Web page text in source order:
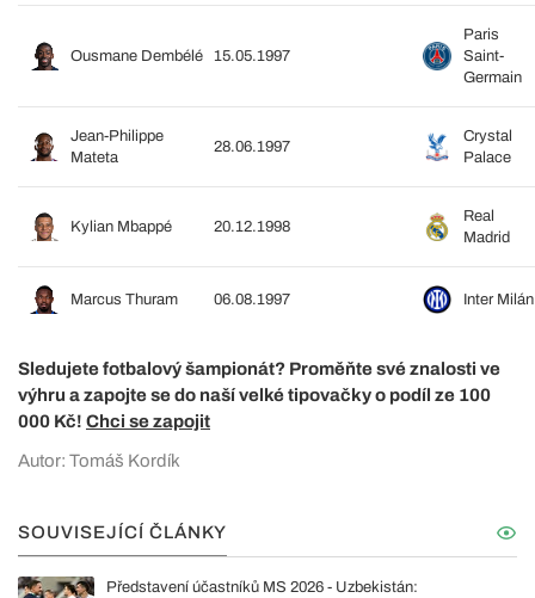
Ousmane Dembélé 15.05.1997
Paris
Saint-
Germain
Jean-Philippe
Mateta
28.06.1997
Crystal
Palace
Kylian Mbappé 20.12.1998
Real
Madrid
Marcus Thuram 06.08.1997 Inter Milán
Sledujete fotbalový šampionát? Proměňte své znalosti ve
výhru a zapojte se do naší velké tipovačky o podíl ze 100
000 Kč! Chci se zapojit
Autor: Tomáš Kordík
SOUVISEJÍCÍ ČLÁNKY
Představení účastníků MS 2026 - Uzbekistán: